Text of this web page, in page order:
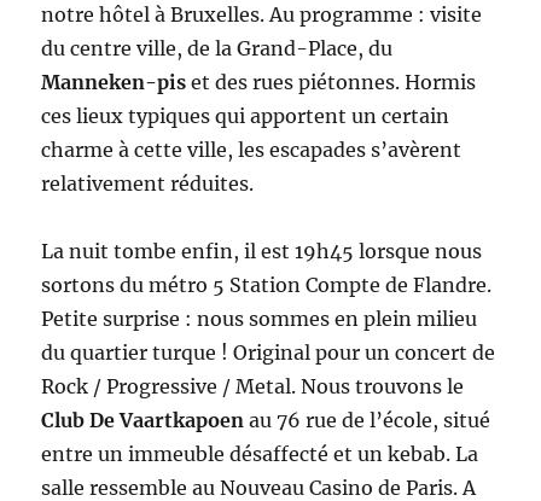
notre hôtel à Bruxelles. Au programme : visite
du centre ville, de la Grand-Place, du
Manneken-pis et des rues piétonnes. Hormis
ces lieux typiques qui apportent un certain
charme à cette ville, les escapades s’avèrent
relativement réduites.
La nuit tombe enfin, il est 19h45 lorsque nous
sortons du métro 5 Station Compte de Flandre.
Petite surprise : nous sommes en plein milieu
du quartier turque ! Original pour un concert de
Rock / Progressive / Metal. Nous trouvons le
Club De Vaartkapoen au 76 rue de l’école, situé
entre un immeuble désaffecté et un kebab. La
salle ressemble au Nouveau Casino de Paris. A